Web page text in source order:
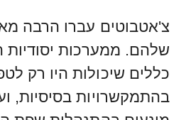
צ'אטבוטים עברו הרבה
שלהם. ממערכות יסודיות
כללים שיכולות היו רק
בהתמקשרויות בסיסיות,